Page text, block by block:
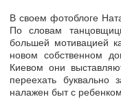
В своем фотоблоге
По словам
большей мотивацией
новом собственном
Киевом они
переехать буквально
налажен быт с